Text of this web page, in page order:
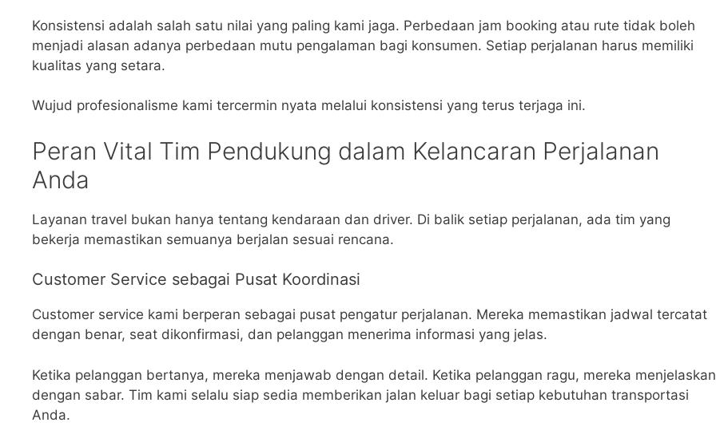
Konsistensi adalah salah satu nilai yang paling kami jaga. Perbedaan jam booking atau rute tidak boleh
menjadi alasan adanya perbedaan mutu pengalaman bagi konsumen. Setiap perjalanan harus memiliki
kualitas yang setara.
Wujud profesionalisme kami tercermin nyata melalui konsistensi yang terus terjaga ini.
Peran Vital Tim Pendukung dalam Kelancaran Perjalanan
Anda
Layanan travel bukan hanya tentang kendaraan dan driver. Di balik setiap perjalanan, ada tim yang
bekerja memastikan semuanya berjalan sesuai rencana.
Customer Service sebagai Pusat Koordinasi
Customer service kami berperan sebagai pusat pengatur perjalanan. Mereka memastikan jadwal tercatat
dengan benar, seat dikonfirmasi, dan pelanggan menerima informasi yang jelas.
Ketika pelanggan bertanya, mereka menjawab dengan detail. Ketika pelanggan ragu, mereka menjelaskan
dengan sabar. Tim kami selalu siap sedia memberikan jalan keluar bagi setiap kebutuhan transportasi
Anda.